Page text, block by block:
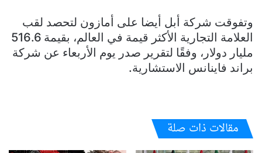
وتفوقت شركة أبل أيضا على أمازون لتحصد لقب
العلامة التجارية الأكثر قيمة في العالم، بقيمة 516.6
مليار دولار، وفقًا لتقرير صدر يوم الأربعاء عن شركة
براند فاينانس الاستشارية.
مقالات ذات صلة